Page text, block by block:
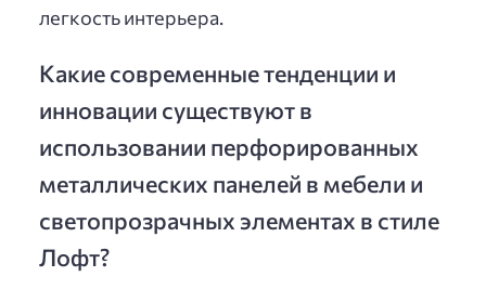
легкость интерьера.
Какие современные тенденции и
инновации существуют в
использовании перфорированных
металлических панелей в мебели и
светопрозрачных элементах в стиле
Лофт?